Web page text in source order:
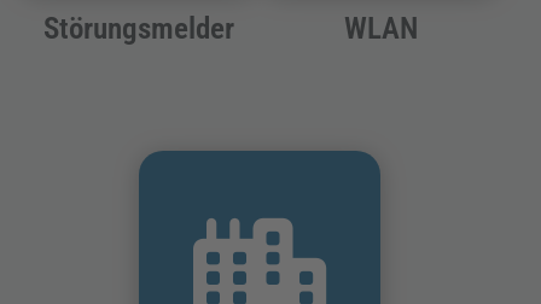
Störungsmelder WLAN